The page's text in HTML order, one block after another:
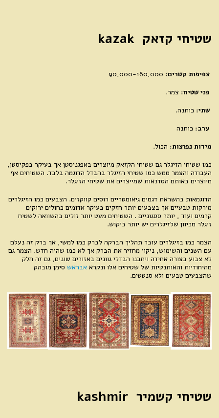
שטיחי קזאק kazak
צפיפות קשרים:
פני שטיח: צמר.
שתי: כותנה.
ערב: כותנה
מידות נפוצות: הכול.
כמו שטיחי הזיגלר גם שטיחי הקזאק מיוצרים באפגניסטן אך בעיקר בפקיסטן,
העבודה והצמר ממש כמו שטיחי הזיגלר בהבדל הדוגמה בלבד. השטיחים אף
מיוצרים באותם הסדנאות שמייצרים את שטיחי הזיגלר.
הדוגמאות בהשראת דגמים גיאומטריים רוסים קווקזים. הצבעים כמו הזיגלרים
מירקות טבעיים אך בצבעים יותר חזקים בעיקר אדומים כחולים ירוקים
קרמים ועוד , יותר ססגוניים . השטיחים מעט יותר זולים בהשוואה לשטיח
זיגלר מכיוון שלזיגלרים יש יותר ביקוש.
הצמר כמו בזיגלרים עובר תהליך הברקה לברק כמו למשי, אך ברק זה נעלם
עם השנים והשימוש, ניקוי מחזיר את הברק אך לא כמו שהיה חדש. הצמר גם
לא צבוע בצורה אחידה ויתכנו הבדלי גוונים באזורים שונים, גם זה חלק
מהיחודיות והאותנטיות של שטיחים אלו ונקרא אבראש סימן מובהק
שהצבעים טבעים ולא סנטטים.
שטיחי קשמיר kashmir